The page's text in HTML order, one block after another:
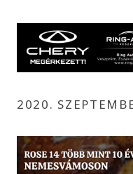
2020.